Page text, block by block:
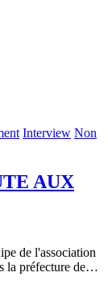
Interview Non
AUX
de l'association
la préfecture de…